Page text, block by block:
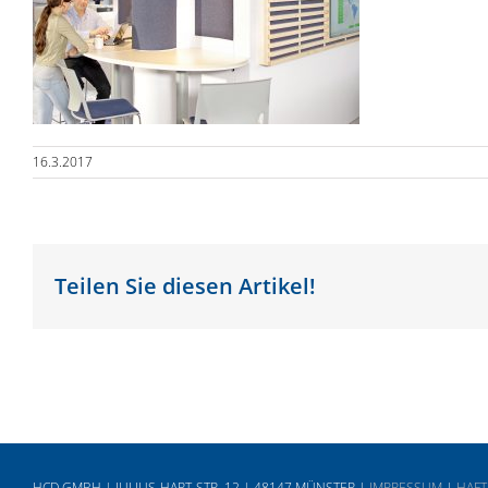
16.3.2017
Teilen Sie diesen Artikel!